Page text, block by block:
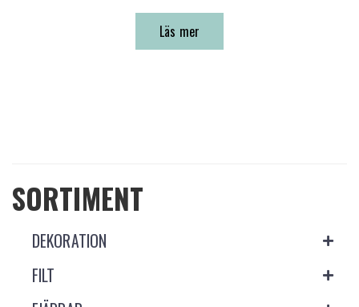
Läs mer
SORTIMENT
DEKORATION
FILT